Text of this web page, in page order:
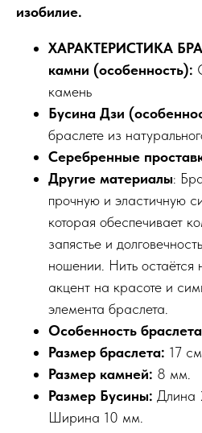
изобилие.
ХАРАКТЕРИСТИКА
камни (особенность):
камень
Бусина Дзи
браслете из
Серебренные
Другие материалы:
прочную и эластичную
которая обеспечивает
запястье и
ношении. Нить остаётся
акцент на красоте и
элемента браслета.
Особенность
Размер браслета: 17 см.
Размер камней: 8 мм.
Размер Бусины: Длина
Ширина 10 мм.